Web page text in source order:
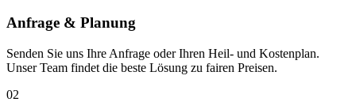
Anfrage & Planung
Senden Sie uns Ihre Anfrage oder Ihren Heil- und Kostenplan.
Unser Team findet die beste Lösung zu fairen Preisen.
02